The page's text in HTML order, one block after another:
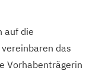
auf die
vereinbaren das
Vorhabenträgerin